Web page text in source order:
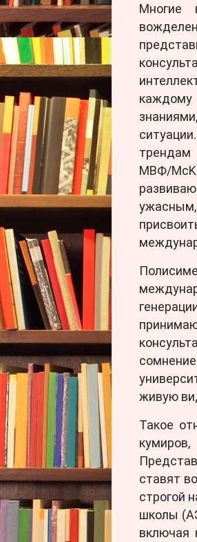
Многие
МВФ/
живую
Такое
ставят
строгой
школы
включая